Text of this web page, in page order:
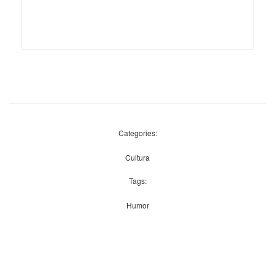
Categories:
Cultura
Tags:
Humor